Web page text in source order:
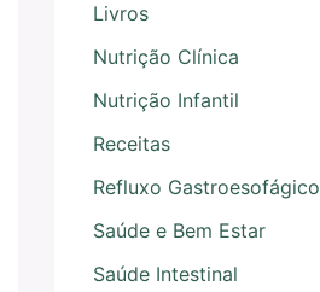
Livros
Nutrição Clínica
Nutrição Infantil
Receitas
Refluxo Gastroesofágico
Saúde e Bem Estar
Saúde Intestinal